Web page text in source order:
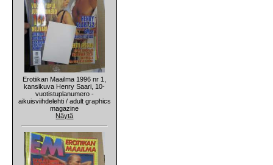
Erotiikan Maailma 1996 nr 1,
kansikuva Henry Saari, 10-
vuotistuplanumero -
aikuisviihdelehti / adult graphics
magazine
Näytä